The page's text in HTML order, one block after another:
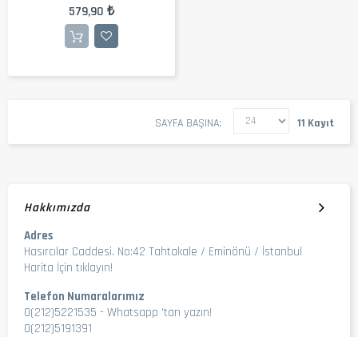
579,90 ₺
11 Kayıt
SAYFA BAŞINA
Hakkımızda
Adres
Hasırcılar Caddesi. No:42 Tahtakale / Eminönü / İstanbul
Harita İçin tıklayın!
Telefon Numaralarımız
0(212)5221535 - Whatsapp 'tan yazın!
0(212)5191391